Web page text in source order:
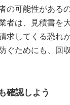
の可能性がある
者は、見積書を
求してくる恐れ
ぐためにも、回
確認しよう